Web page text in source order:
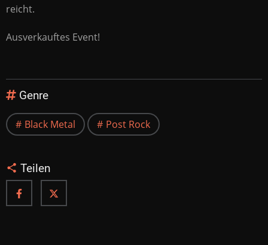
reicht.
Ausverkauftes Event!
Genre
Black Metal Post Rock
Teilen